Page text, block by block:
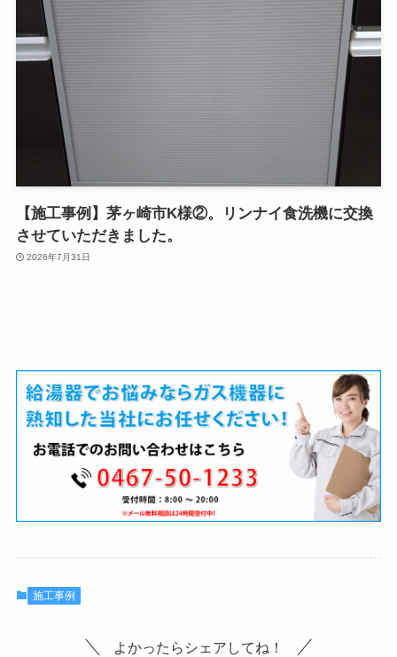
【施工事例】茅ヶ崎市K様②。リンナイ食洗機に交換
させていただきました。
2026年7月31日
施工事例
よかったらシェアしてね！